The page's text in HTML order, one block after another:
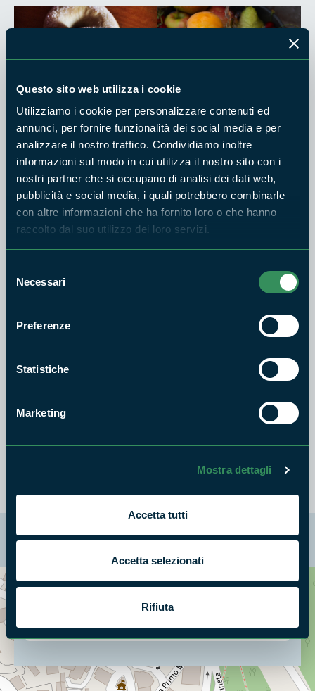
Questo sito web utilizza i cookie
Utilizziamo i cookie per personalizzare contenuti ed
annunci, per fornire funzionalità dei social media e per
analizzare il nostro traffico. Condividiamo inoltre
informazioni sul modo in cui utilizza il nostro sito con i
nostri partner che si occupano di analisi dei dati web,
pubblicità e social media, i quali potrebbero combinarle
con altre informazioni che ha fornito loro o che hanno
raccolto dal suo utilizzo dei loro servizi.
delNecessari
Preferenze
Statistiche
Marketing
Mostra dettagli
Accetta tutti
Accetta selezionati
Rifiuta
Ciambelline al vino
Erbe aromatiche e
officinali biologiche
Frutti di bosco biologici
oliva biologico
La mappa di Parchilazio.it